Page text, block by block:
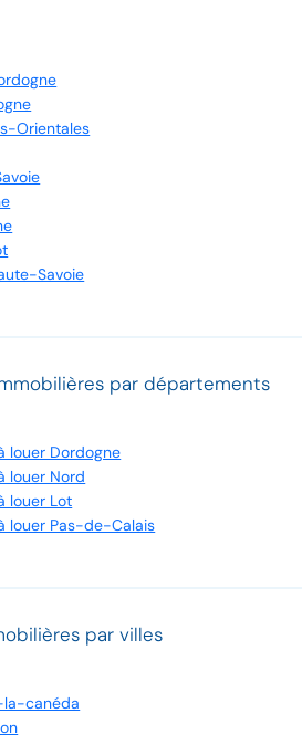
Orientales
Savoie
par départements
louer Dordogne
louer Nord
louer Lot
louer Pas-de-Calais
par villes
la-canéda